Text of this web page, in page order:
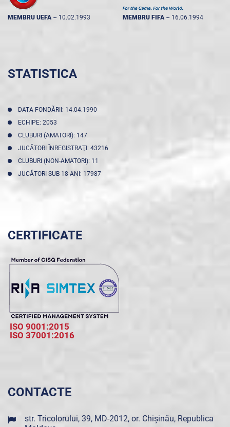
MEMBRU UEFA -- 10.02.1993 MEMBRU FIFA -- 16.06.1994
STATISTICA
DATA FONDĂRII: 14.04.1990
ECHIPE: 2053
CLUBURI (AMATORI): 147
JUCĂTORI ÎNREGISTRAŢI: 43216
CLUBURI (NON-AMATORI): 11
JUCĂTORI SUB 18 ANI: 17987
CERTIFICATE
ISO 9001:2015
ISO 37001:2016
CONTACTE
str. Tricolorului, 39, MD-2012, or. Chișinău, Republica